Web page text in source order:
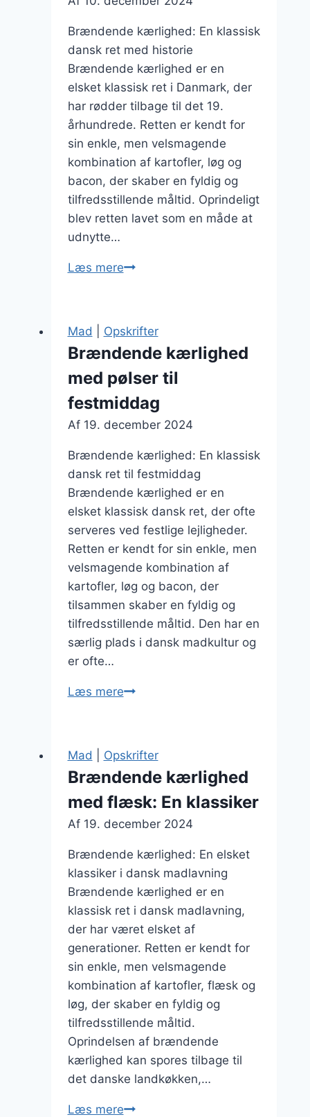
Brændende kærlighed: En klassisk
dansk ret med historie
Brændende kærlighed er en
elsket klassisk ret i Danmark, der
har rødder tilbage til det 19.
århundrede. Retten er kendt for
sin enkle, men velsmagende
kombination af kartofler, løg og
bacon, der skaber en fyldig og
tilfredsstillende måltid. Oprindeligt
blev retten lavet som en måde at
udnytte…
Læs mereBrændende
og
bacon
Mad Opskrifter
Brændende kærlighed
med pølser til
festmiddag
Af 19. december 2024
Brændende kærlighed: En klassisk
dansk ret til festmiddag
Brændende kærlighed er en
elsket klassisk dansk ret, der ofte
serveres ved festlige lejligheder.
Retten er kendt for sin enkle, men
velsmagende kombination af
kartofler, løg og bacon, der
tilsammen skaber en fyldig og
tilfredsstillende måltid. Den har en
særlig plads i dansk madkultur og
er ofte…
Læs mereBrændende
til
festmiddag
Mad Opskrifter
Brændende kærlighed
med flæsk: En klassiker
Af 19. december 2024
Brændende kærlighed: En elsket
klassiker i dansk madlavning
Brændende kærlighed er en
klassisk ret i dansk madlavning,
der har været elsket af
generationer. Retten er kendt for
sin enkle, men velsmagende
kombination af kartofler, flæsk og
løg, der skaber en fyldig og
tilfredsstillende måltid.
Oprindelsen af brændende
kærlighed kan spores tilbage til
det danske landkøkken,…
Læs mereBrændende